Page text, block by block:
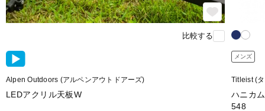
比較する
Alpen Outdoors (アルペンアウトドアーズ)
LEDアクリル天板W
メンズ
Titleist (
ハニカ
548